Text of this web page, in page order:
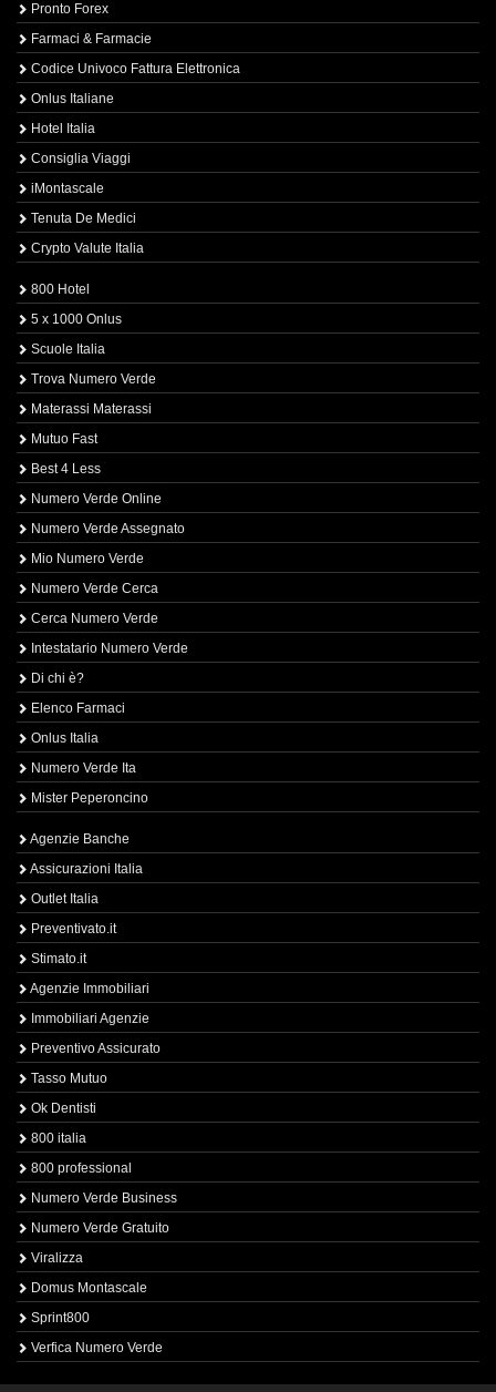
Pronto Forex
Farmaci & Farmacie
Codice Univoco Fattura Elettronica
Onlus Italiane
Hotel Italia
Consiglia Viaggi
iMontascale
Tenuta De Medici
Crypto Valute Italia
800 Hotel
5 x 1000 Onlus
Scuole Italia
Trova Numero Verde
Materassi Materassi
Mutuo Fast
Best 4 Less
Numero Verde Online
Numero Verde Assegnato
Mio Numero Verde
Numero Verde Cerca
Cerca Numero Verde
Intestatario Numero Verde
Di chi è?
Elenco Farmaci
Onlus Italia
Numero Verde Ita
Mister Peperoncino
Agenzie Banche
Assicurazioni Italia
Outlet Italia
Preventivato.it
Stimato.it
Agenzie Immobiliari
Immobiliari Agenzie
Preventivo Assicurato
Tasso Mutuo
Ok Dentisti
800 italia
800 professional
Numero Verde Business
Numero Verde Gratuito
Viralizza
Domus Montascale
Sprint800
Verfica Numero Verde